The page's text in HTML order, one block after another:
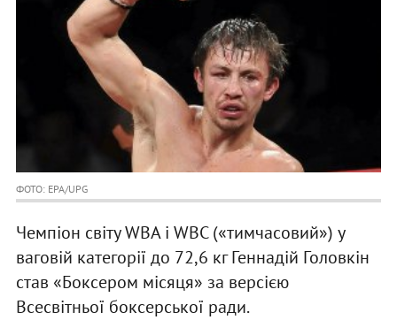
ФОТО: EPA/UPG
Чемпіон світу WBA і WBC («тимчасовий») у
ваговій категорії до 72,6 кг Геннадій Головкін
став «Боксером місяця» за версією
Всесвітньої боксерської ради.